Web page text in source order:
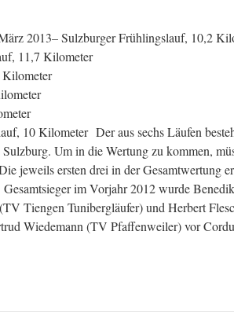
2013– Sulzburger Frühlingslauf, 10,2
11,7 Kilometer
Kilometer
10 Kilometer Der aus sechs Läufen
Um in die Wertung zu kommen,
jeweils ersten drei in der Gesamtwertung
Gesamtsieger im Vorjahr 2012 wurde
Tiengen Tunibergläufer) und Herbert
Wiedemann (TV Pfaffenweiler) vor